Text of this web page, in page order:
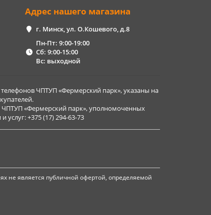
Адрес нашего магазина
г. Минск, ул. О.Кошевого, д.8
Пн-Пт: 9:00-19:00
Сб: 9:00-15:00
Вс: выходной
ЧПТУП «Фермерский парк», указаны на
ЧПТУП «Фермерский парк», уполномоченных
+375 (17) 294-63-73
не является публичной офертой, определяемой